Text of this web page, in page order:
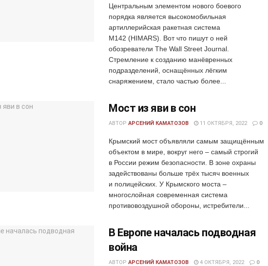
Центральным элементом нового боевого
порядка является высокомобильная
артиллерийская ракетная система
M142 (HIMARS). Вот что пишут о ней
обозреватели The Wall Street Journal.
Стремление к созданию манёвренных
подразделений, оснащённых лёгким
снаряжением, стало частью более...
Мост из яви в сон
АВТОР АРСЕНИЙ КАМАТОЗОВ 11 ОКТЯБРЯ, 2022 0
Крымский мост объявляли самым защищённым
объектом в мире, вокруг него – самый строгий
в России режим безопасности. В зоне охраны
задействованы больше трёх тысяч военных
и полицейских. У Крымского моста –
многослойная современная система
противовоздушной обороны, истребители...
В Европе началась подводная
война
АВТОР АРСЕНИЙ КАМАТОЗОВ 4 ОКТЯБРЯ, 2022 0